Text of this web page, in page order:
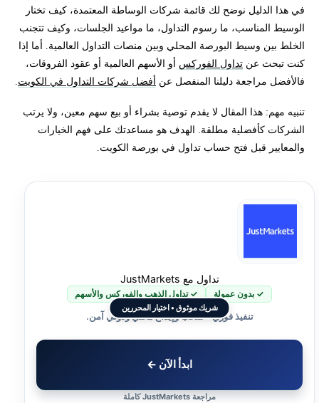
كيف تتحقق من أن شركة التداول مرخصة في الكويت؟
رسوم التداول في بورصة الكويت
مواعيد تداول بورصة الكويت 2026
وسيط بورصة الكويت أم منصة تداول عالمية؟
خطوات فتح حساب تداول في بورصة الكويت
هل التداول في بورصة الكويت حلال؟
ما الوسطاء الأكثر موثوقية في عمليات السحب في الكويت؟
في هذا الدليل نوضح لك قائمة شركات الوساطة المعتمدة، كيف تختار
الوسيط المناسب، ما رسوم التداول، ما مواعيد الجلسات، وكيف تتجنب
الخلط بين وسيط البورصة المحلي وبين منصات التداول العالمية. أما إذا
كنت تبحث عن تداول الفوركس أو الأسهم العالمية أو عقود الفروقات،
فالأفضل مراجعة دليلنا المنفصل عن أفضل شركات التداول في الكويت
تنبيه مهم: هذا المقال لا يقدم توصية بشراء أو بيع سهم معين، ولا يرتب
الشركات كأفضلية مطلقة. الهدف هو مساعدتك على فهم الخيارات
والمعايير قبل فتح حساب تداول في بورصة الكويت.
شريك موثوق • اختيار المحررين
تداول مع JustMarkets
✓ بدون عمولة ✓ تداول الذهب والفوركس والأسهم
تنفيذ فوري • سحب وإيداع محلي ودولي آمن.
ابدأ الآن ←
مراجعة JustMarkets كاملة